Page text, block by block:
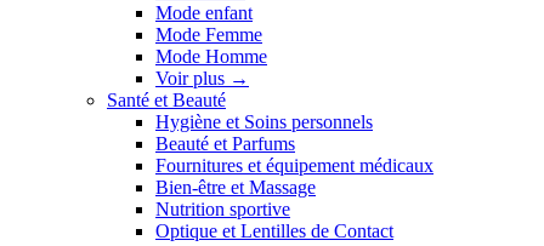
Mode enfant
Mode Femme
Mode Homme
Voir plus →
Santé et Beauté
Hygiène et Soins personnels
Beauté et Parfums
Fournitures et équipement médicaux
Bien-être et Massage
Nutrition sportive
Optique et Lentilles de Contact